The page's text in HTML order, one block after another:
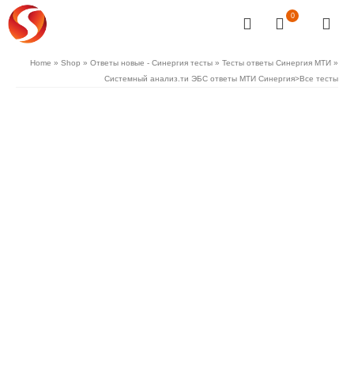
0
Home » Shop » Ответы новые - Синергия тесты » Тесты ответы Синергия МТИ »
Системный анализ.ти ЭБС ответы МТИ Синергия>Все тесты